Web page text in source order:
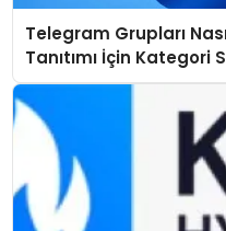
Telegram Grupları
Tanıtımı İçin Kategori